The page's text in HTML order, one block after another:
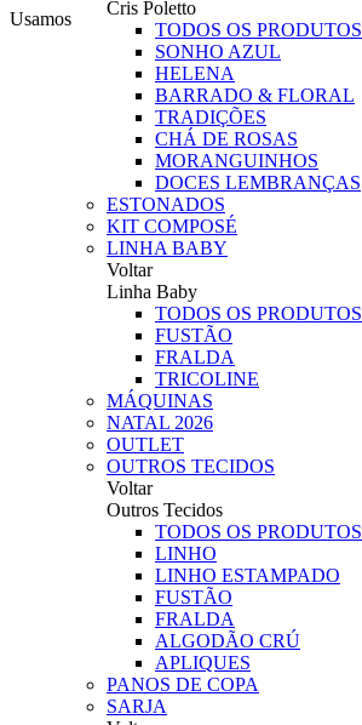
Cris Poletto
TODOS OS PRODUTOS
SONHO AZUL
HELENA
BARRADO & FLORAL
TRADIÇÕES
CHÁ DE ROSAS
MORANGUINHOS
DOCES LEMBRANÇAS
ESTONADOS
KIT COMPOSÉ
LINHA BABY
Voltar
Linha Baby
TODOS OS PRODUTOS
FUSTÃO
FRALDA
TRICOLINE
MÁQUINAS
NATAL 2026
OUTLET
OUTROS TECIDOS
Voltar
Outros Tecidos
TODOS OS PRODUTOS
LINHO
LINHO ESTAMPADO
FUSTÃO
FRALDA
ALGODÃO CRÚ
APLIQUES
PANOS DE COPA
SARJA
Usamos